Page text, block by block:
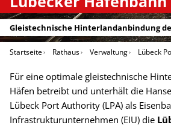
Gleistechnische Hinterlandanbindung
Startseite Rathaus Verwaltung Lübeck
Für eine optimale gleistechnische
Häfen betreibt und unterhält die
Lübeck Port Authority (LPA) als
Infrastrukturunternehmen (EIU) die